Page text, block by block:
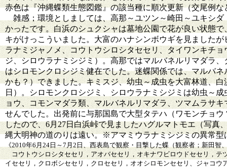
赤色は『沖縄蝶類生態図鑑』の該当種に順次更新（交尾例
雑感；環境としましては、高那～ユツン～崎田～ユキシ
かったです。白浜のシュクシャは墓地公園で花が良い状態
キがけっこういました。大富のハナシンボウギを見ました
ラナミジャノメ、コウトウシロシタセセリ、タイワンキチ
ジ、シロウラナミシジミ）。高那ではマルバネルリマダラ
はシロモンクロシジミ健在でした。迷蝶関係では、マルバ
かも？）できました。キミスジ、幼虫～成虫を大富林道、
日）。シロモンクロシジミ、シロウラナミシジミは幼虫～
ョウ、コモンマダラ類、マルバネルリマダラ、ツマムラサ
せんでした。出発前に与那国島で大型タテハ（ワモンチョ
したので、6月27日白浜峠で見ましたハグルマトモエ（写
縄大明神の道のりは遠い。※アマミウラナミシジミの異常型
《2010年6月24日～7月2日、西表島で観察・目撃した蝶（観察者；新田智
コウトウシロシタセセリ，アオバセセリ，オキナワビロウドセセリ，テ
イセセリ，クロボシセセリ，クロセセリ，オオシロモンセセリ、ジャコ